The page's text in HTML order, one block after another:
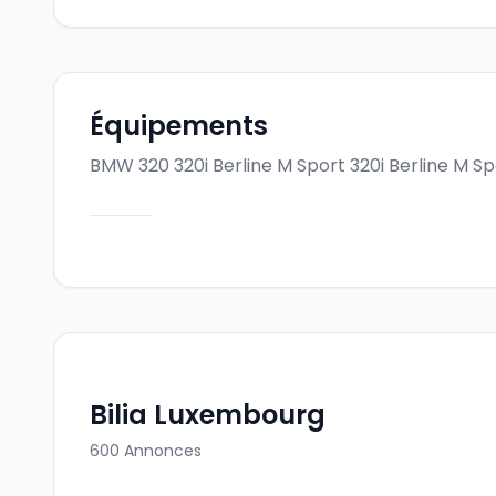
Équipements
BMW 320 320i Berline M Sport 320i Berline M
Bilia Luxembourg
600 Annonces